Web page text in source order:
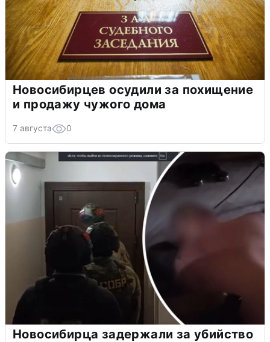
Новосибирцев осудили за похищение
и продажу чужого дома
7 августа 0
Новосибирца задержали за убийство